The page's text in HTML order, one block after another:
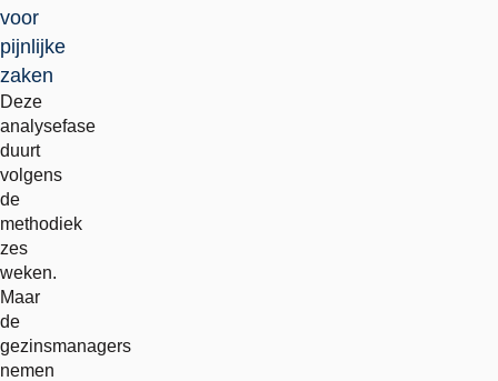
voor
pijnlijke
zaken
Deze
analysefase
duurt
volgens
de
methodiek
zes
weken.
Maar
de
gezinsmanagers
nemen